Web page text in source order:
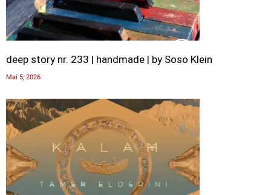
deep story nr. 233 | handmade | by Soso Klein
Mai 5, 2026